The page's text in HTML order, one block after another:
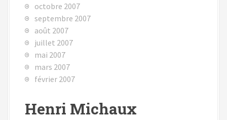
octobre 2007
septembre 2007
août 2007
juillet 2007
mai 2007
mars 2007
février 2007
Henri Michaux